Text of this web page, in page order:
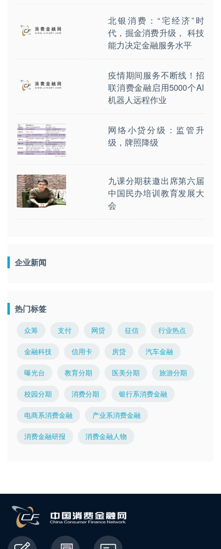
北银消费：“宅经济”时
代，掘金消费升级， 科技
能力决定金融服务水平
疫情期间服务不断线！招
联消费金融启用5000个AI
机器人远程作业
网络小贷分级：监管升
级，牌照降级
九课分期获邀出席第六届
中国民办培训教育发展大
会
企业新闻
热门标签
众筹 支付 网贷 征信 行业热点
金融科技 信用卡 房贷 汽车金融
曝光台 教育分期 医美分期 旅游分期
校园分期 消费分期 银行系消费金融
电商系消费金融 产业系消费金融
消费金融研报 消费金融人物